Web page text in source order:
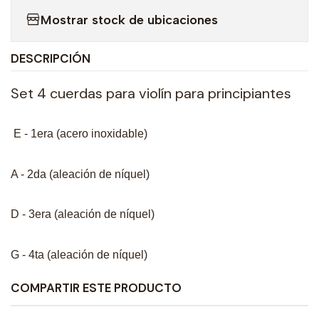
Mostrar stock de ubicaciones
DESCRIPCIÓN
Set 4 cuerdas para violín para principiantes
E - 1era (acero inoxidable)
A - 2da (aleación de níquel)
D - 3era (aleación de níquel)
G - 4ta (aleación de níquel)
COMPARTIR ESTE PRODUCTO